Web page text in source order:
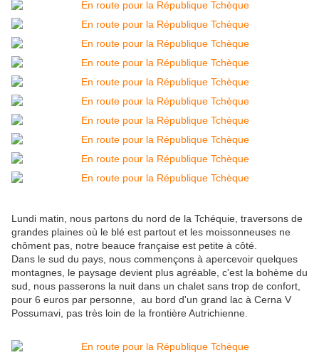
Lundi matin, nous partons du nord de la Tchéquie, traversons de
grandes plaines où le blé est partout et les moissonneuses ne
chôment pas, notre beauce française est petite à côté.
Dans le sud du pays, nous commençons à apercevoir quelques
montagnes, le paysage devient plus agréable, c'est la bohème du
sud, nous passerons la nuit dans un chalet sans trop de confort,
pour 6 euros par personne, au bord d'un grand lac à Cerna V
Possumavi, pas très loin de la frontière Autrichienne.